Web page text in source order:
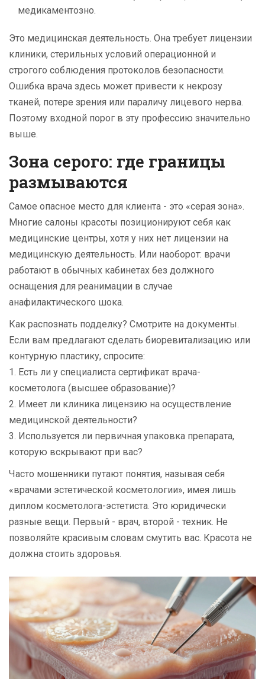
медикаментозно.
Это медицинская деятельность. Она требует лицензии
клиники, стерильных условий операционной и
строгого соблюдения протоколов безопасности.
Ошибка врача здесь может привести к некрозу
тканей, потере зрения или параличу лицевого нерва.
Поэтому входной порог в эту профессию значительно
выше.
Зона серого: где границы
размываются
Самое опасное место для клиента - это «серая зона».
Многие салоны красоты позиционируют себя как
медицинские центры, хотя у них нет лицензии на
медицинскую деятельность. Или наоборот: врачи
работают в обычных кабинетах без должного
оснащения для реанимации в случае
анафилактического шока.
Как распознать подделку? Смотрите на документы.
Если вам предлагают сделать биоревитализацию или
контурную пластику, спросите:
1. Есть ли у специалиста сертификат врача-
косметолога (высшее образование)?
2. Имеет ли клиника лицензию на осуществление
медицинской деятельности?
3. Используется ли первичная упаковка препарата,
которую вскрывают при вас?
Часто мошенники путают понятия, называя себя
«врачами эстетической косметологии», имея лишь
диплом косметолога-эстетиста. Это юридически
разные вещи. Первый - врач, второй - техник. Не
позволяйте красивым словам смутить вас. Красота не
должна стоить здоровья.